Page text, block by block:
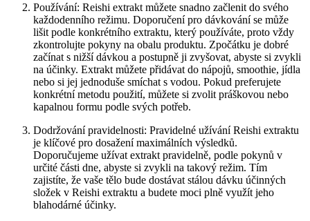
Používání: Reishi extrakt můžete snadno začlenit do svého
každodenního režimu. Doporučení pro dávkování se může
lišit podle konkrétního extraktu, který používáte, proto vždy
zkontrolujte pokyny na obalu produktu. Zpočátku je dobré
začínat s nižší dávkou a postupně ji zvyšovat, abyste si zvykli
na účinky. Extrakt můžete přidávat do nápojů, smoothie, jídla
nebo si jej jednoduše smíchat s vodou. Pokud preferujete
konkrétní metodu použití, můžete si zvolit práškovou nebo
kapalnou formu podle svých potřeb.
Dodržování pravidelnosti: Pravidelné užívání Reishi extraktu
je klíčové pro dosažení maximálních výsledků.
Doporučujeme užívat extrakt pravidelně, podle pokynů v
určité části dne, abyste si zvykli na takový režim. Tím
zajistíte, že vaše tělo bude dostávat stálou dávku účinných
složek v Reishi extraktu a budete moci plně využít jeho
blahodárné účinky.